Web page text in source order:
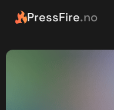
PressFire.no